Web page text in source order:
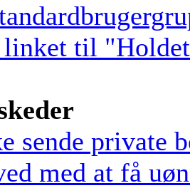
linket til
sende private
med at få